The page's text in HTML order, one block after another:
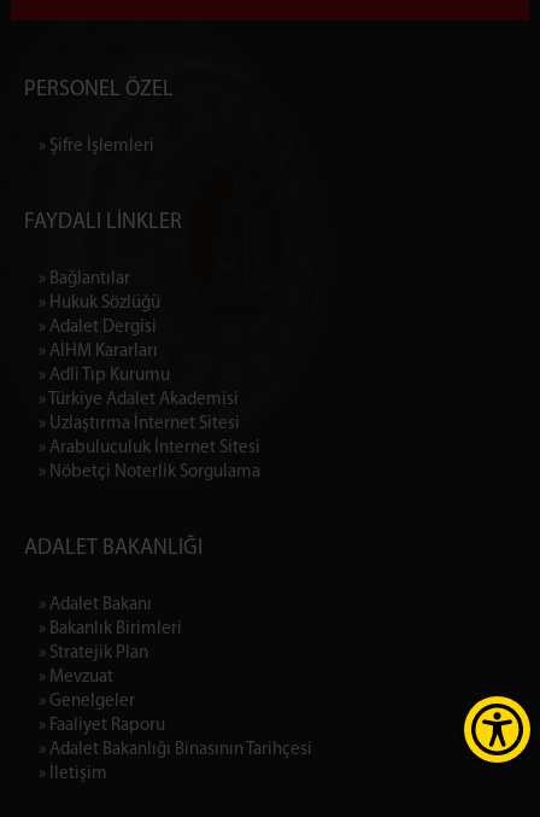
PERSONEL ÖZEL
» Şifre İşlemleri
FAYDALI LİNKLER
» Bağlantılar
» Hukuk Sözlüğü
» Adalet Dergisi
» AİHM Kararları
» Adli Tıp Kurumu
» Türkiye Adalet Akademisi
» Uzlaştırma İnternet Sitesi
» Arabuluculuk İnternet Sitesi
» Nöbetçi Noterlik Sorgulama
ADALET BAKANLIĞI
» Adalet Bakanı
» Bakanlık Birimleri
» Stratejik Plan
» Mevzuat
» Genelgeler
» Faaliyet Raporu
» Adalet Bakanlığı Binasının Tarihçesi
» İletişim